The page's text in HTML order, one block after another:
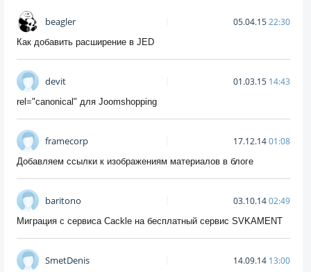
beagler 05.04.1522:30
Как добавить расширение в JED
devit 01.03.15 14:43
rel="canonical" для Joomshopping
framecorp 17.12.1401:08
Добавляем ссылки к изображениям материалов в блоге
baritono 03.10.1402:49
Миграция с сервиса Cackle на бесплатный сервис SVKAMENT
SmetDenis 14.09.14 13:00